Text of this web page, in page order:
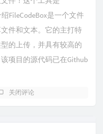
FileCodeBox是一个文件
件和文本。它的主打特
的上传，并具有较高的
项目的源代码已在Github
关闭评论